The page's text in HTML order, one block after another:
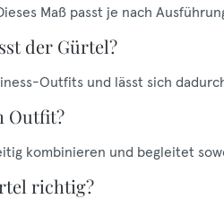
Maß passt je nach
der Gürtel?
Outfits und lässt sich
Outfit?
kombinieren und begleitet
richtig?